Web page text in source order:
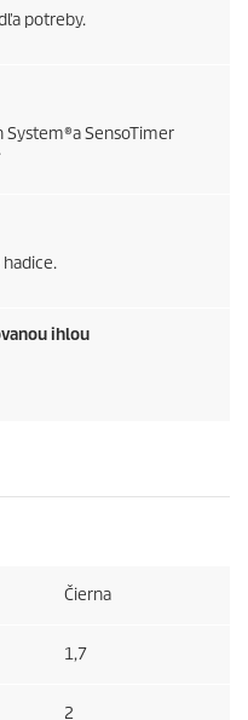
potreby.
System®aSensoTimer
ihlou
Čierna
1,7
2